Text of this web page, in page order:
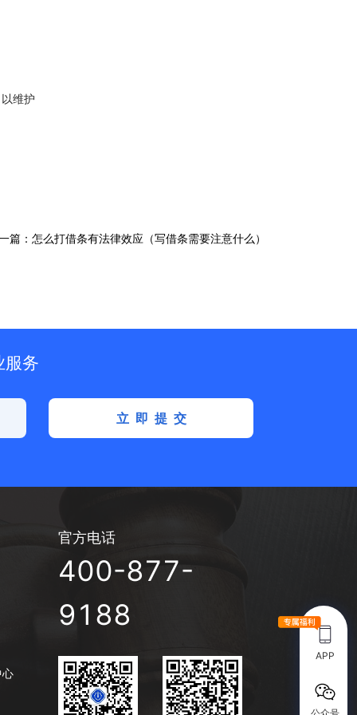
维护
篇：怎么打借条有法律效应（写借条需要注意什么）
服务
立即提交
心
官方电话
400-877-
9188
APP